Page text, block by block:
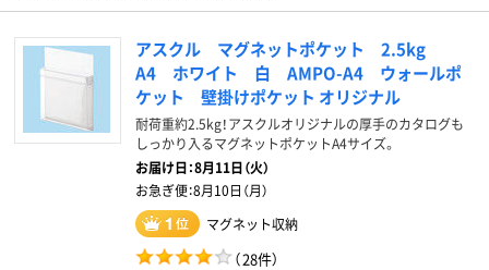
アスクル マグネットポケット 2.5kg
A4 ホワイト 白 AMPO-A4 ウォールポ
ケット 壁掛けポケット オリジナル
耐荷重約2.5kg！アスクルオリジナルの厚手のカタログも
しっかり入るマグネットポケットA4サイズ。
お届け日：8月11日（火）
お急ぎ便：8月10日（月）
マグネット収納
（28件）